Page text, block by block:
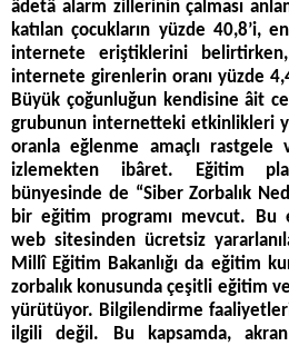
âdetâ alarm zillerinin çalması
katılan çocukların yüzde 40,8’i,
internete eriştiklerini
internete girenlerin oranı yüzde
Büyük çoğunluğun kendisine âit
grubunun internetteki etkinlikleri
oranla eğlenme amaçlı rastgele
izlemekten ibâret. Eğitim
bünyesinde de “Siber Zorbalık
bir eğitim programı mevcut. Bu
web sitesinden ücretsiz
Millî Eğitim Bakanlığı da eğitim
zorbalık konusunda çeşitli eğitim
yürütüyor. Bilgilendirme
ilgili değil. Bu kapsamda,